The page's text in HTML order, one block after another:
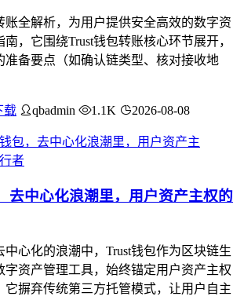
账全解析，为用户提供安全高效的数字资
，它围绕Trust钱包转账核心环节展开，
准备要点（如确认链类型、核对接收地
载 qbadmin 1.1K 2026-08-08
去中心化浪潮里，用户资产主权的
中心化的浪潮中，Trust钱包作为区块链生
字资产管理工具，始终锚定用户资产主权
它摒弃传统第三方托管模式，让用户自主